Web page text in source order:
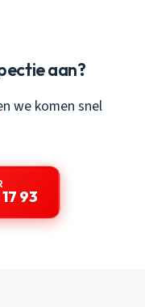
aan?
we komen snel
93